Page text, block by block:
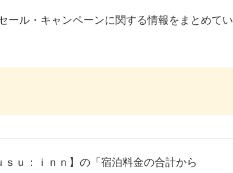
ール・キャンペーンに関する情報をまとめてい
ｕ：ｉｎｎ】の「宿泊料金の合計から